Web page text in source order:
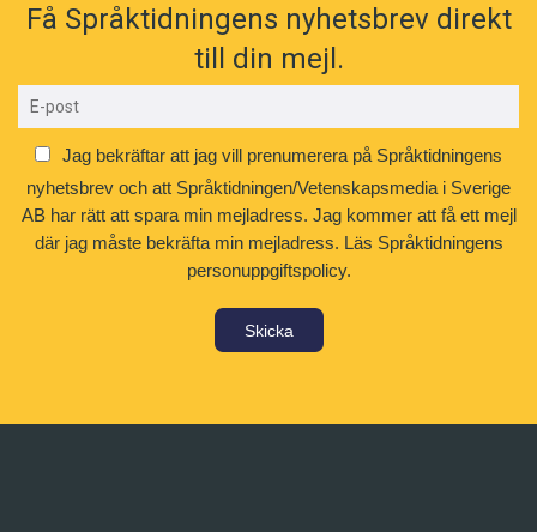
Få Språktidningens nyhetsbrev direkt
till din mejl.
Jag bekräftar att jag vill prenumerera på Språktidningens
nyhetsbrev och att Språktidningen/Vetenskapsmedia i Sverige
AB har rätt att spara min mejladress. Jag kommer att få ett mejl
där jag måste bekräfta min mejladress. Läs Språktidningens
personuppgiftspolicy.
Skicka